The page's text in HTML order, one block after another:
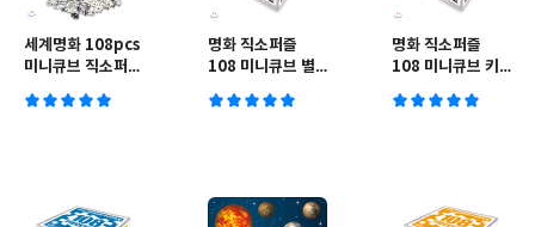
세계명화 108pcs
미니큐브 직소퍼즐
명화 직소퍼즐
108 미니큐브 별
론강
명화 직소퍼즐
108 미니큐브 키